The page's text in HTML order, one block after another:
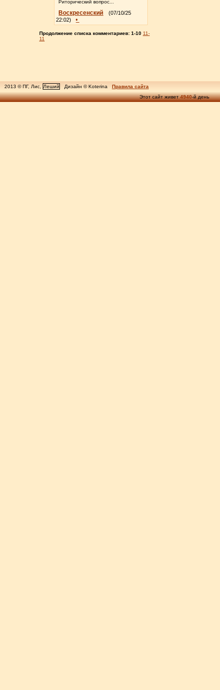
Риторический вопрос...
Воскресенский
(07/10/25
22:02)
•
Продолжение списка комментариев: 1-10 11-
11
2013 © ПГ, Лис, Леший Дизайн © Koterina
Правила сайта
Этот сайт живет4940-й день